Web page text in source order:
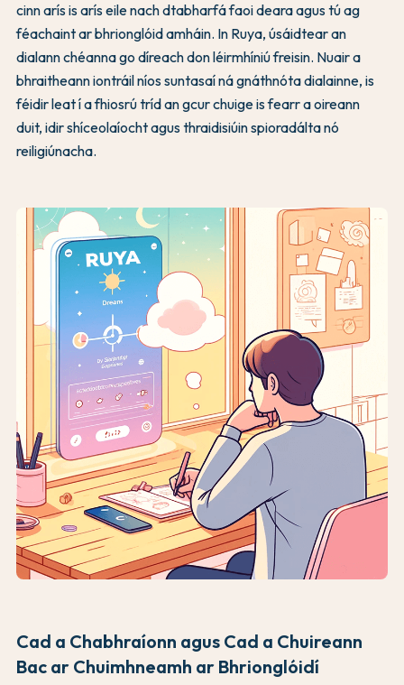
cinn arís is arís eile nach dtabharfá faoi deara agus tú ag
féachaint ar bhrionglóid amháin. In Ruya, úsáidtear an
dialann chéanna go díreach don léirmhíniú freisin. Nuair a
bhraitheann iontráil níos suntasaí ná gnáthnóta dialainne, is
féidir leat í a fhiosrú tríd an gcur chuige is fearr a oireann
duit, idir shíceolaíocht agus thraidisiúin spioradálta nó
reiligiúnacha.
Cad a Chabhraíonn agus Cad a Chuireann
Bac ar Chuimhneamh ar Bhrionglóidí